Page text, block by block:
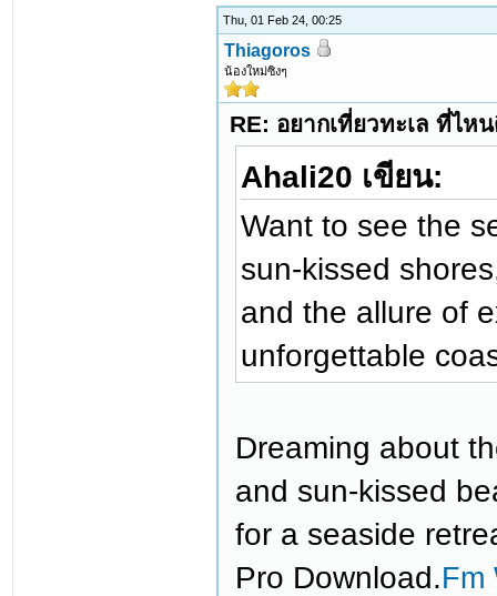
Thu, 01 Feb 24, 00:25
Thiagoros
น้องใหม่ซิงๆ
RE: อยากเที่ยวทะเล ที่ไห
Ahali20 เขียน:
Want to see the
sun-kissed
and the allure of
unforgettable
Dreaming about
and sun-kissed
for a seaside
Pro Download.Fm